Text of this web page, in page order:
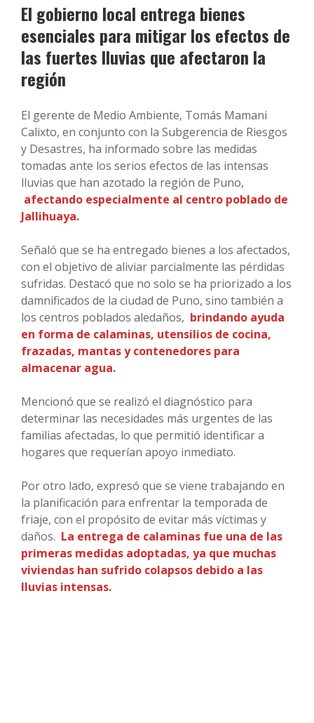
El gobierno local entrega bienes
esenciales para mitigar los efectos de
las fuertes lluvias que afectaron la
región
El gerente de Medio Ambiente, Tomás Mamani
Calixto, en conjunto con la Subgerencia de Riesgos
y Desastres, ha informado sobre las medidas
tomadas ante los serios efectos de las intensas
lluvias que han azotado la región de Puno,
afectando especialmente al centro poblado de
Jallihuaya.
Señaló que se ha entregado bienes a los afectados,
con el objetivo de aliviar parcialmente las pérdidas
sufridas. Destacó que no solo se ha priorizado a los
damnificados de la ciudad de Puno, sino también a
los centros poblados aledaños, brindando ayuda
en forma de calaminas, utensilios de cocina,
frazadas, mantas y contenedores para
almacenar agua.
Mencionó que se realizó el diagnóstico para
determinar las necesidades más urgentes de las
familias afectadas, lo que permitió identificar a
hogares que requerían apoyo inmediato.
Por otro lado, expresó que se viene trabajando en
la planificación para enfrentar la temporada de
friaje, con el propósito de evitar más víctimas y
daños. La entrega de calaminas fue una de las
primeras medidas adoptadas, ya que muchas
viviendas han sufrido colapsos debido a las
lluvias intensas.